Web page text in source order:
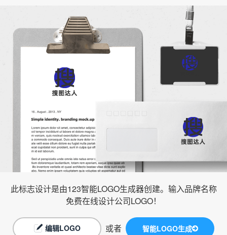
此标志设计是由123智能LOGO生成器创建。输入品牌名称
免费在线设计公司LOGO！
编辑LOGO 或者 智能LOGO生成